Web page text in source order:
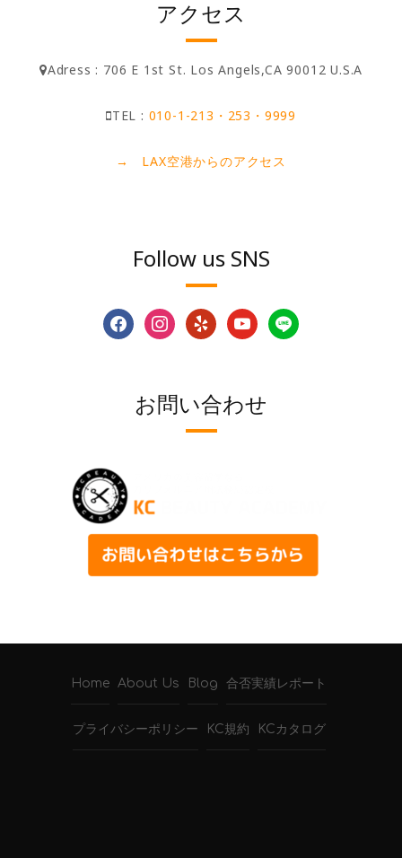
アクセス
Adress : 706 E 1st St. Los Angels,CA 90012 U.S.A
TEL : 010-1-213・253・9999
→ LAX空港からのアクセス
Follow us SNS
facebookinstagram
yelp youtubeline
お問い合わせ
Home About Us Blog 合否実績レポート
プライバシーポリシー KC規約 KCカタログ